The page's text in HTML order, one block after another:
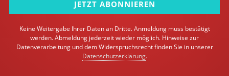
JETZT ABONNIEREN
Keine Weitergabe Ihrer Daten an Dritte. Anmeldung muss bestätigt
werden. Abmeldung jederzeit wieder möglich. Hinweise zur
Datenverarbeitung und dem Widerspruchsrecht finden Sie in unserer
Datenschutzerklärung.